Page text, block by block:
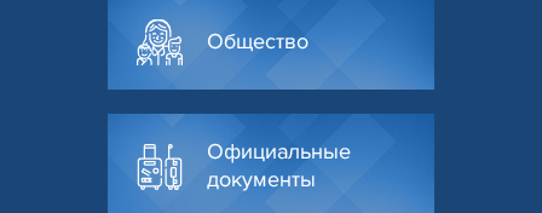
Общество
Официальные
документы